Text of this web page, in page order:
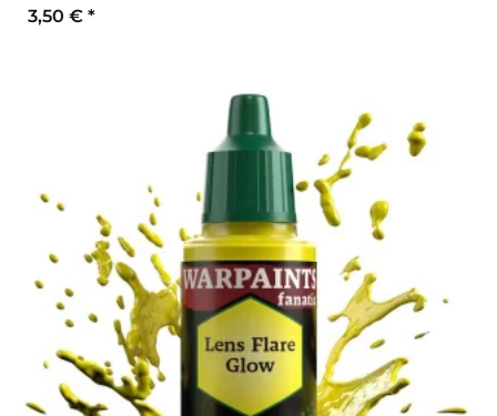
3,50 € *